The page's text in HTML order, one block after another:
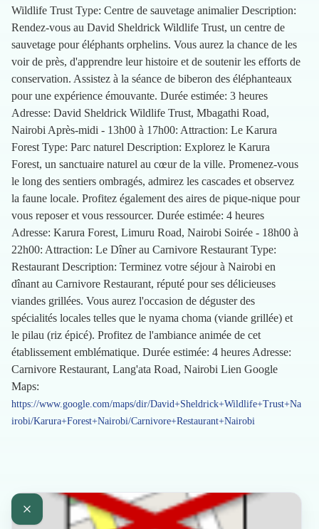
Wildlife Trust Type: Centre de sauvetage animalier Description:
Rendez-vous au David Sheldrick Wildlife Trust, un centre de
sauvetage pour éléphants orphelins. Vous aurez la chance de les
voir de près, d'apprendre leur histoire et de soutenir les efforts de
conservation. Assistez à la séance de biberon des éléphanteaux
pour une expérience émouvante. Durée estimée: 3 heures
Adresse: David Sheldrick Wildlife Trust, Mbagathi Road,
Nairobi Après-midi - 13h00 à 17h00: Attraction: Le Karura
Forest Type: Parc naturel Description: Explorez le Karura
Forest, un sanctuaire naturel au cœur de la ville. Promenez-vous
le long des sentiers ombragés, admirez les cascades et observez
la faune locale. Profitez également des aires de pique-nique pour
vous reposer et vous ressourcer. Durée estimée: 4 heures
Adresse: Karura Forest, Limuru Road, Nairobi Soirée - 18h00 à
22h00: Attraction: Le Dîner au Carnivore Restaurant Type:
Restaurant Description: Terminez votre séjour à Nairobi en
dînant au Carnivore Restaurant, réputé pour ses délicieuses
viandes grillées. Vous aurez l'occasion de déguster des
spécialités locales telles que le nyama choma (viande grillée) et
le pilau (riz épicé). Profitez de l'ambiance animée de cet
établissement emblématique. Durée estimée: 4 heures Adresse:
Carnivore Restaurant, Lang'ata Road, Nairobi Lien Google
Maps:
https://www.google.com/maps/dir/David+Sheldrick+Wildlife+Trust+Na
irobi/Karura+Forest+Nairobi/Carnivore+Restaurant+Nairobi